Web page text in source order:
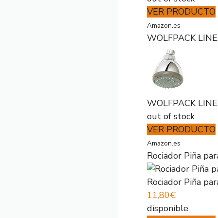
VER PRODUCTO
Amazon.es
WOLFPACK
WOLFPACK
out of stock
VER PRODUCTO
Amazon.es
Rociador Piña
Rociador Piña
11,80€
disponible